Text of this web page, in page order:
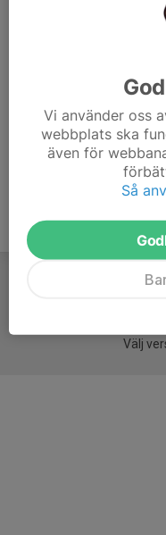
Välj
Vi använder oss
webbplats ska
även för
Så